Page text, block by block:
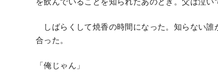
しばらくして焼香の時間になった。知らない
合った。
「俺じゃん」